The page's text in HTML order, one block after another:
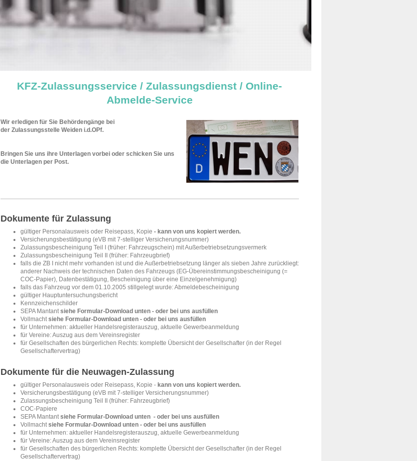
KFZ-Zulassungsservice / Zulassungsdienst / Online-
Abmelde-Service
Wir erledigen für Sie Behördengänge bei
der Zulassungsstelle Weiden i.d.OPf.
Bringen Sie uns ihre Unterlagen vorbei oder schicken Sie uns
die Unterlagen per Post.
Dokumente für Zulassung
gültiger Personalausweis oder Reisepass, Kopie - kann von uns kopiert werden.
Versicherungsbestätigung (eVB mit 7-stelliger Versicherungsnummer)
Zulassungsbescheinigung Teil I (früher: Fahrzeugschein) mit Außerbetriebsetzungsvermerk
Zulassungsbescheinigung Teil II (früher: Fahrzeugbrief)
falls die ZB I nicht mehr vorhanden ist und die Außerbetriebsetzung länger als sieben Jahre zurückliegt:
anderer Nachweis der technischen Daten des Fahrzeugs (EG-Übereinstimmungsbescheinigung (=
COC-Papier), Datenbestätigung, Bescheinigung über eine Einzelgenehmigung)
falls das Fahrzeug vor dem 01.10.2005 stillgelegt wurde: Abmeldebescheinigung
gültiger Hauptuntersuchungsbericht
Kennzeichenschilder
SEPA Mantantsiehe Formular-Download unten - oder bei uns ausfüllen
Vollmachtsiehe Formular-Download unten - oder bei uns ausfüllen
für Unternehmen: aktueller Handelsregisterauszug, aktuelle Gewerbeanmeldung
für Vereine: Auszug aus dem Vereinsregister
für Gesellschaften des bürgerlichen Rechts: komplette Übersicht der Gesellschafter (in der Regel
Gesellschaftervertrag)
Dokumente für die Neuwagen-Zulassung
gültiger Personalausweis oder Reisepass, Kopie - kann von uns kopiert werden.
Versicherungsbestätigung (eVB mit 7-stelliger Versicherungsnummer)
Zulassungsbescheinigung Teil II (früher: Fahrzeugbrief)
COC-Papiere
SEPA Mantantsiehe Formular-Download unten - oder bei uns ausfüllen
Vollmachtsiehe Formular-Download unten - oder bei uns ausfüllen
für Unternehmen: aktueller Handelsregisterauszug, aktuelle Gewerbeanmeldung
für Vereine: Auszug aus dem Vereinsregister
für Gesellschaften des bürgerlichen Rechts: komplette Übersicht der Gesellschafter (in der Regel
Gesellschaftervertrag)